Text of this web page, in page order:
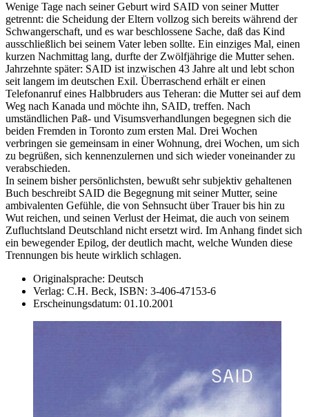
Wenige Tage nach seiner Geburt wird SAID von seiner Mutter
getrennt: die Scheidung der Eltern vollzog sich bereits während der
Schwangerschaft, und es war beschlossene Sache, daß das Kind
ausschließlich bei seinem Vater leben sollte. Ein einziges Mal, einen
kurzen Nachmittag lang, durfte der Zwölfjährige die Mutter sehen.
Jahrzehnte später: SAID ist inzwischen 43 Jahre alt und lebt schon
seit langem im deutschen Exil. Überraschend erhält er einen
Telefonanruf eines Halbbruders aus Teheran: die Mutter sei auf dem
Weg nach Kanada und möchte ihn, SAID, treffen. Nach
umständlichen Paß- und Visumsverhandlungen begegnen sich die
beiden Fremden in Toronto zum ersten Mal. Drei Wochen
verbringen sie gemeinsam in einer Wohnung, drei Wochen, um sich
zu begrüßen, sich kennenzulernen und sich wieder voneinander zu
verabschieden.
In seinem bisher persönlichsten, bewußt sehr subjektiv gehaltenen
Buch beschreibt SAID die Begegnung mit seiner Mutter, seine
ambivalenten Gefühle, die von Sehnsucht über Trauer bis hin zu
Wut reichen, und seinen Verlust der Heimat, die auch von seinem
Zufluchtsland Deutschland nicht ersetzt wird. Im Anhang findet sich
ein bewegender Epilog, der deutlich macht, welche Wunden diese
Trennungen bis heute wirklich schlagen.
Originalsprache: Deutsch
Verlag: C.H. Beck, ISBN: 3-406-47153-6
Erscheinungsdatum: 01.10.2001